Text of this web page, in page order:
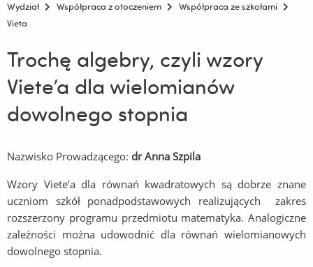
Wydział
Współpraca z otoczeniem
Współpraca ze szkołami
Vieta
Trochę algebry, czyli wzory
Viete’a dla wielomianów
dowolnego stopnia
Nazwisko Prowadzącego: dr Anna Szpila
Wzory Viete’a dla równań kwadratowych są dobrze znane
uczniom szkół ponadpodstawowych realizujących zakres
rozszerzony programu przedmiotu matematyka. Analogiczne
zależności można udowodnić dla równań wielomianowych
dowolnego stopnia.